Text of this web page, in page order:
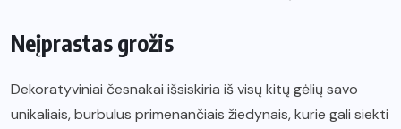
Neįprastas grožis
Dekoratyviniai česnakai išsiskiria iš visų kitų gėlių savo
unikaliais, burbulus primenančiais žiedynais, kurie gali siekti